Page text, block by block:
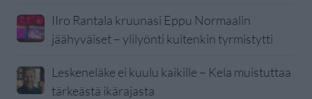
IIro Rantala kruunasi Eppu Normaalin
jäähyväiset – ylilyönti kuitenkin tyrmistytti
Leskeneläke ei kuulu kaikille – Kela muistuttaa
tärkeästä ikärajasta